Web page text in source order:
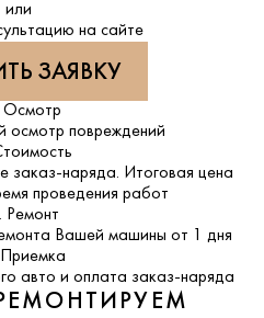
или
на сайте
ЗАЯВКУ
Осмотр
осмотр повреждений
заказ-наряда. Итоговая цена
проведения работ
Ремонт
Вашей машины от 1 дня
авто и оплата заказ-наряда